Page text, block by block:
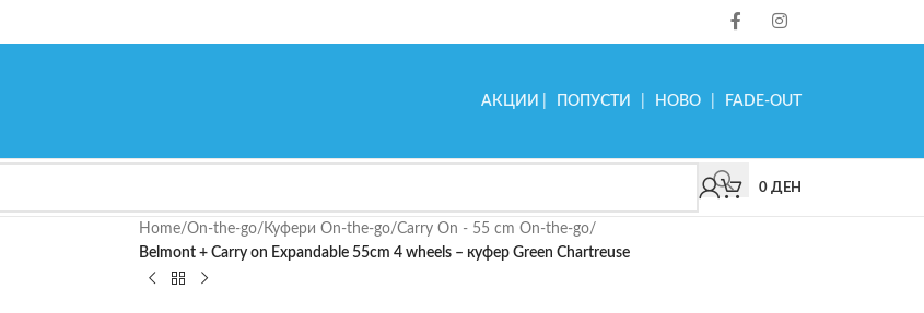
АКЦИИ ПОПУСТИ НОВО FADE-OUT
0 ДЕН
Home/On-the-go/ Куфери On-the-go/Carry On - 55 cm On-the-go/
Belmont + Carry on Expandable 55cm 4 wheels – куфер Green Chartreuse